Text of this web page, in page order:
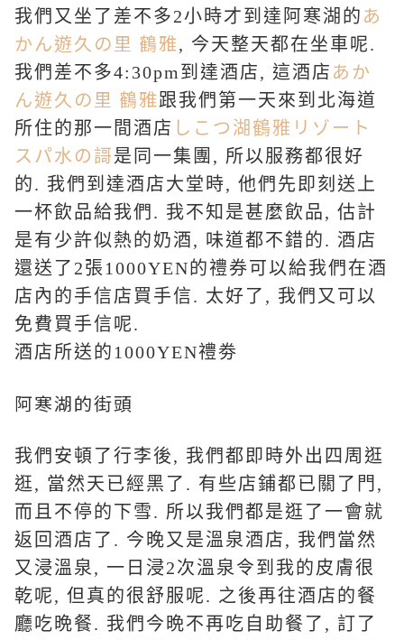
我們又坐了差不多2小時才到達 阿寒湖的 あ
かん遊久の里 鶴雅, 今天整天都在坐車呢.
我們差不多4:30pm到達酒店, 這酒店 あか
ん遊久の里 鶴雅跟我們第一天來到北海道
所住的那一間酒店 しこつ湖鶴雅リゾート
スパ水の謌是同一集團, 所以服務都很好
的. 我們到達酒店大堂時, 他們先即刻送上
一杯飲品給我們. 我不知是甚麼飲品, 估計
是有少許似熱的奶酒, 味道都不錯的. 酒店
還送了2張1000YEN的禮券可以給我們在酒
店內的手信店買手信. 太好了, 我們又可以
免費買手信呢.
酒店所送的1000YEN禮劵
阿寒湖的街頭
我們安頓了行李後, 我們都即時外出四周逛
逛, 當然天已經黑了. 有些店鋪都已關了門,
而且不停的下雪. 所以我們都是逛了一會就
返回酒店了. 今晚又是溫泉酒店, 我們當然
又浸溫泉, 一日浸2次溫泉令到我的皮膚很
乾呢, 但真的很舒服呢. 之後再往酒店的餐
廳吃晩餐. 我們今晩不再吃自助餐了, 訂了